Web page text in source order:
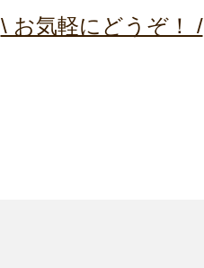
\ お気軽にどうぞ！ /